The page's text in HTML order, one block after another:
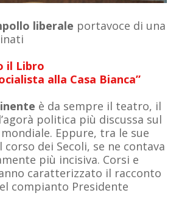
liberale portavoce di una
il Libro
alla Casa Bianca”
è da sempre il teatro, il
politica più discussa sul
Eppure, tra le sue
dei Secoli, se ne contava
più incisiva. Corsi e
caratterizzato il racconto
compianto Presidente